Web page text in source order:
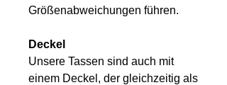
Größenabweichungen führen.
Deckel
Unsere Tassen sind auch mit
einem Deckel, der gleichzeitig als